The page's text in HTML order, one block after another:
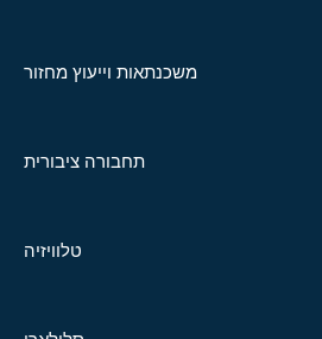
משכנתאות וייעוץ מחזור
תחבורה ציבורית
טלוויזיה